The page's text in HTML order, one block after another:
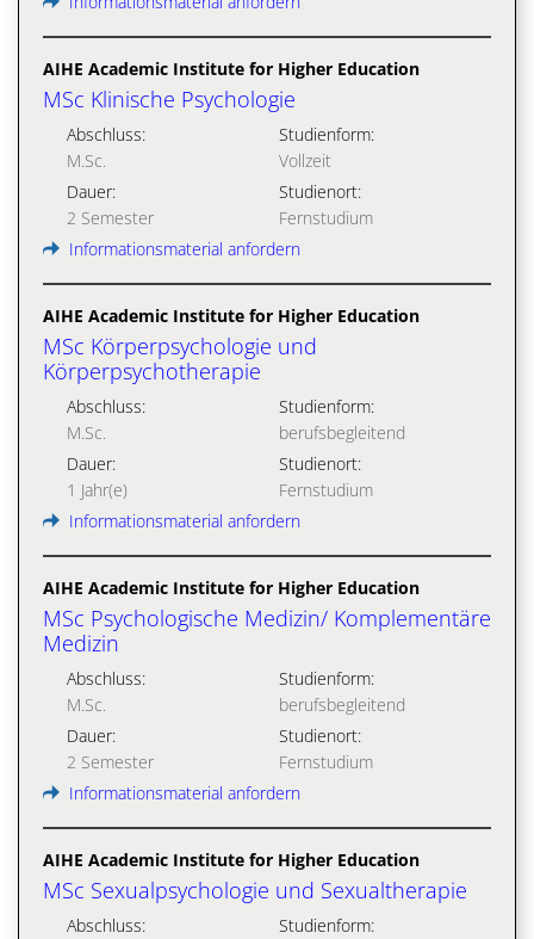
AIHE Academic Institute for Higher Education
MSc Klinische Psychologie
Abschluss:
M.Sc.
Studienform:
Vollzeit
Dauer:
2 Semester
Studienort:
Fernstudium
Informationsmaterial anfordern
AIHE Academic Institute for Higher Education
MSc Körperpsychologie und
Körperpsychotherapie
Abschluss:
M.Sc.
Studienform:
berufsbegleitend
Dauer:
1 Jahr(e)
Studienort:
Fernstudium
Informationsmaterial anfordern
AIHE Academic Institute for Higher Education
MSc Psychologische Medizin/ Komplementäre
Medizin
Abschluss:
M.Sc.
Studienform:
berufsbegleitend
Dauer:
2 Semester
Studienort:
Fernstudium
Informationsmaterial anfordern
AIHE Academic Institute for Higher Education
MSc Sexualpsychologie und Sexualtherapie
Abschluss:
Studienform: